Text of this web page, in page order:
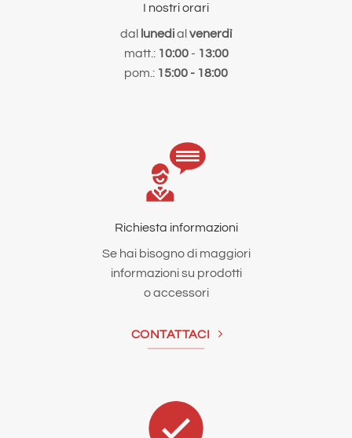
I nostri orari
dal lunedial venerdì
matt.: 10:00- 13:00
pom.: 15:00 - 18:00
Richiesta informazioni
Se hai bisogno di maggiori
informazioni su prodotti
o accessori
CONTATTACI